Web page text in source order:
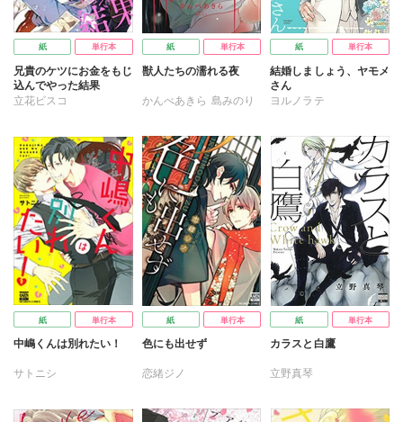
紙 単行本
兄貴のケツにお金をもじ
込んでやった結果
立花ビスコ
紙 単行本
獣人たちの濡れる夜
かんべあきら 島みのり
紙 単行本
結婚しましょう、ヤモメ
さん
ヨルノラテ
紙 単行本
中嶋くんは別れたい！
サトニシ
紙 単行本
色にも出せず
恋緒ジノ
紙 単行本
カラスと白鷹
立野真琴